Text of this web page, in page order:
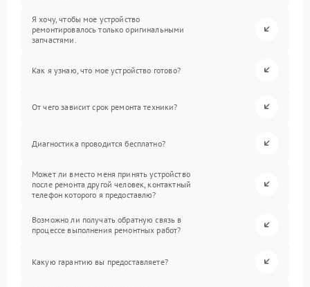
Я хочу, чтобы мое устройство
ремонтировалось только оригинальными
запчастями.
Как я узнаю, что мое устройство готово?
От чего зависит срок ремонта техники?
Диагностика проводится бесплатно?
Может ли вместо меня принять устройство
после ремонта другой человек, контактный
телефон которого я предоставлю?
Возможно ли получать обратную связь в
процессе выполнения ремонтных работ?
Какую гарантию вы предоставляете?